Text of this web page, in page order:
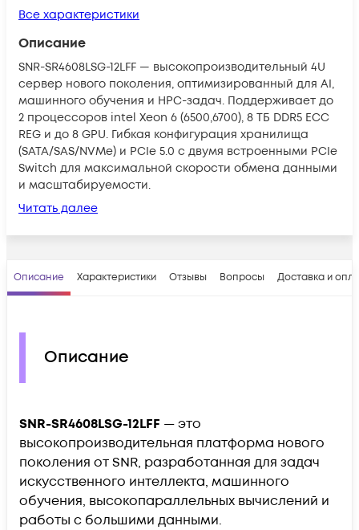
Все характеристики
Описание
SNR-SR4608LSG-12LFF — высокопроизводительный 4U
сервер нового поколения, оптимизированный для AI,
машинного обучения и HPC-задач. Поддерживает до
2 процессоров intel Xeon 6 (6500,6700), 8 ТБ DDR5 ECC
REG и до 8 GPU. Гибкая конфигурация хранилища
(SATA/SAS/NVMe) и PCIe 5.0 с двумя встроенными PCIe
Switch для максимальной скорости обмена данными
и масштабируемости.
Читать далее
Описание Характеристики Отзывы Вопросы Доставка и
Описание
SNR-SR4608LSG-12LFF — это
высокопроизводительная платформа нового
поколения от SNR, разработанная для задач
искусственного интеллекта, машинного
обучения, высокопараллельных вычислений и
работы с большими данными.